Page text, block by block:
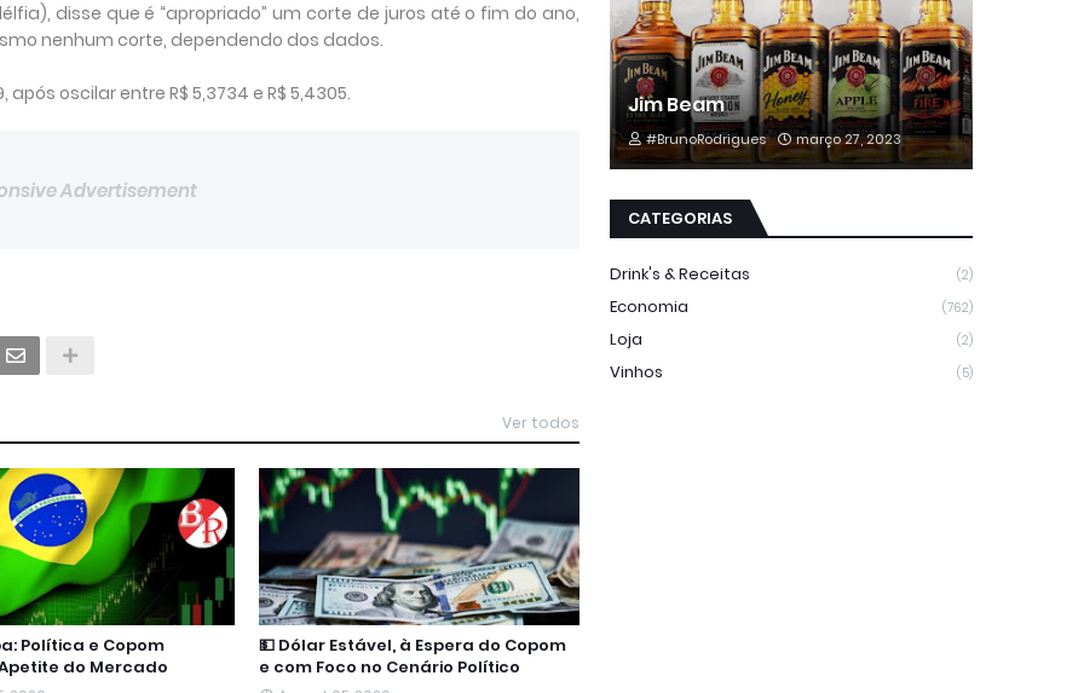
disse que é “apropriado” um corte de juros até o fim do ano,
nenhum corte, dependendo dos dados.
oscilar entre R$ 5,3734 e R$ 5,4305.
Advertisement
Ver todos
Política e Copom
do Mercado
💵 Dólar Estável, à Espera do Copom
e com Foco no Cenário Político
Jim Beam
#BrunoRodrigues março 27, 2023
CATEGORIAS
Drink's & Receitas (2)
Economia (762)
Loja (2)
Vinhos (5)